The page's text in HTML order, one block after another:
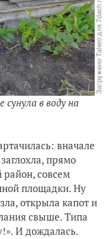
сунула в воду на
вначале
прямо
район, совсем
площадки. Ну
открыла капот и
свыше. Типа
И дождалась.